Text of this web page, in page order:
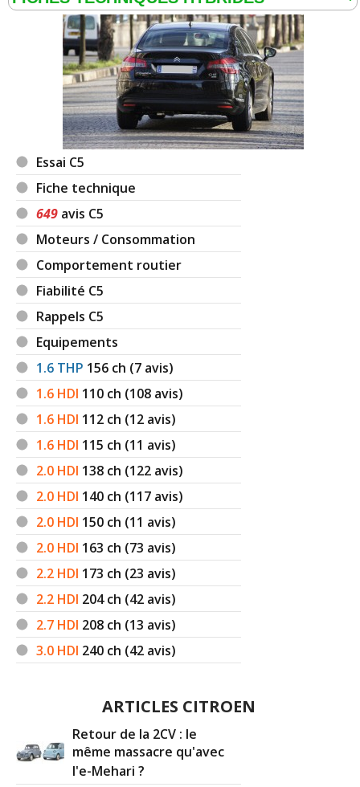
Essai C5
Fiche technique
649 avis C5
Moteurs / Consommation
Comportement routier
Fiabilité C5
Rappels C5
Equipements
1.6 THP 156 ch (7 avis)
1.6 HDI 110 ch (108 avis)
1.6 HDI 112 ch (12 avis)
1.6 HDI 115 ch (11 avis)
2.0 HDI 138 ch (122 avis)
2.0 HDI 140 ch (117 avis)
2.0 HDI 150 ch (11 avis)
2.0 HDI 163 ch (73 avis)
2.2 HDI 173 ch (23 avis)
2.2 HDI 204ch (42 avis)
2.7 HDI 208 ch (13 avis)
3.0 HDI 240 ch (42 avis)
ARTICLES CITROEN
Retour de la 2CV : le
même massacre qu'avec
l'e-Mehari ?